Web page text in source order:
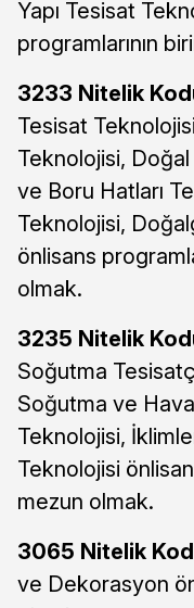
Yapı Tesisat
programlarının
3233 Nitelik
Tesisat
Teknolojisi,
ve Boru Hatları
Teknolojisi,
önlisans
olmak.
3235 Nitelik
Soğutma
Soğutma ve
Teknolojisi,
Teknolojisi
mezun olmak.
3065 Nitelik
ve Dekorasyon